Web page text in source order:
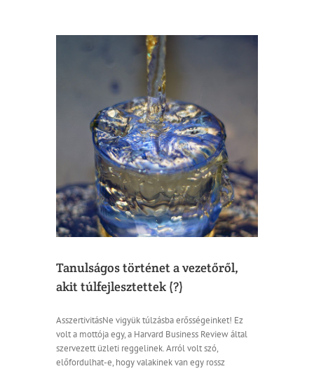
Tanulságos történet a vezetőről,
akit túlfejlesztettek (?)
AsszertivitásNe vigyük túlzásba erősségeinket! Ez
volt a mottója egy, a Harvard Business Review által
szervezett üzleti reggelinek. Arról volt szó,
előfordulhat-e, hogy valakinek van egy rossz